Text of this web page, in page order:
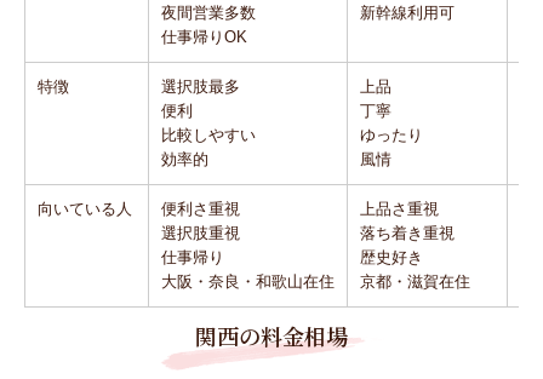
夜間営業多数
仕事帰りOK
新幹線利用可
特徴
選択肢最多
便利
比較しやすい
効率的
上品
丁寧
ゆったり
風情
向いている人
便利さ重視
選択肢重視
仕事帰り
大阪・奈良・和歌山在住
上品さ重視
落ち着き重視
歴史好き
京都・滋賀在住
関西の料金相場